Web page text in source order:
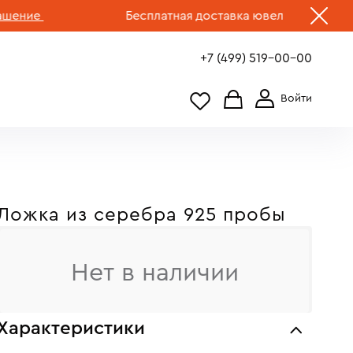
Бесплатная доставка ювелирных изделий
+7 (499) 519-00-00
из серебра 925 пробы
Нет в наличии